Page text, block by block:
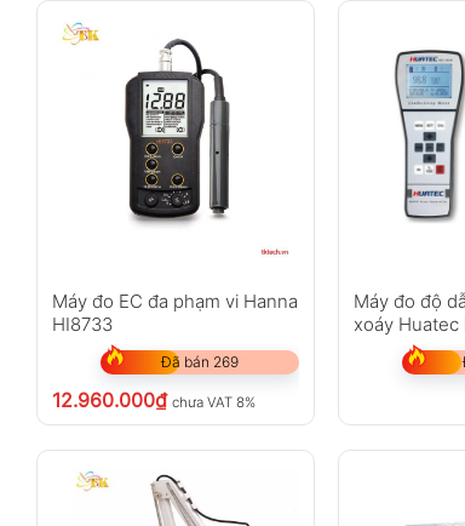
Máy đo EC đa phạm vi Hanna
HI8733
Đã bán 269
12.960.000₫ chưa VAT 8%
Máy đo độ
xoáy Huatec